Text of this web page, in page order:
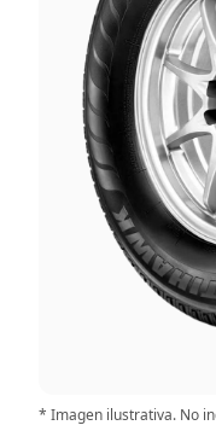
* Imagen ilustrativa. No